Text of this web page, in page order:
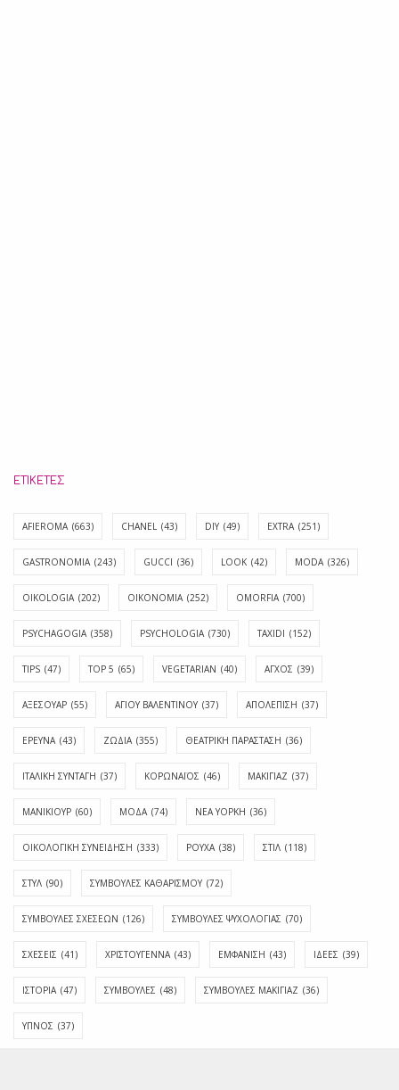
ΕΤΙΚΈΤΕΣ
AFIEROMA (663) CHANEL (43) DIY (49) EXTRA (251)
GASTRONOMIA (243) GUCCI (36) LOOK (42) MODA (326)
OIKOLOGIA (202) OIKONOMIA (252) OMORFIA (700)
PSYCHAGOGIA (358) PSYCHOLOGIA (730) TAXIDI (152)
TIPS (47) TOP 5 (65) VEGETARIAN (40) ΑΓΧΟΣ (39)
ΑΞΕΣΟΥΑΡ (55) ΑΓΊΟΥ ΒΑΛΕΝΤΊΝΟΥ (37) ΑΠΟΛΈΠΙΣΗ (37)
ΕΡΕΥΝΑ (43) ΖΩΔΙΑ (355) ΘΕΑΤΡΙΚΗ ΠΑΡΑΣΤΑΣΗ (36)
ΙΤΑΛΙΚΗ ΣΥΝΤΑΓΗ (37) ΚΟΡΩΝΑΪΟΣ (46) ΜΑΚΙΓΙΑΖ (37)
ΜΑΝΙΚΙΟΥΡ (60) ΜΟΔΑ (74) ΝΕΑ ΥΟΡΚΗ (36)
ΟΙΚΟΛΟΓΙΚΗ ΣΥΝΕΙΔΗΣΗ (333) ΡΟΥΧΑ (38) ΣΤΙΛ (118)
ΣΤΥΛ (90) ΣΥΜΒΟΥΛΕΣ ΚΑΘΑΡΙΣΜΟΥ (72)
ΣΥΜΒΟΥΛΕΣ ΣΧΕΣΕΩΝ (126) ΣΥΜΒΟΥΛΕΣ ΨΥΧΟΛΟΓΙΑΣ (70)
ΣΧΕΣΕΙΣ (41) ΧΡΙΣΤΟΥΓΕΝΝΑ (43) ΕΜΦΆΝΙΣΗ (43) ΙΔΈΕΣ (39)
ΙΣΤΟΡΊΑ (47) ΣΥΜΒΟΥΛΈΣ (48) ΣΥΜΒΟΥΛΈΣ ΜΑΚΙΓΙΆΖ (36)
ΎΠΝΟΣ (37)